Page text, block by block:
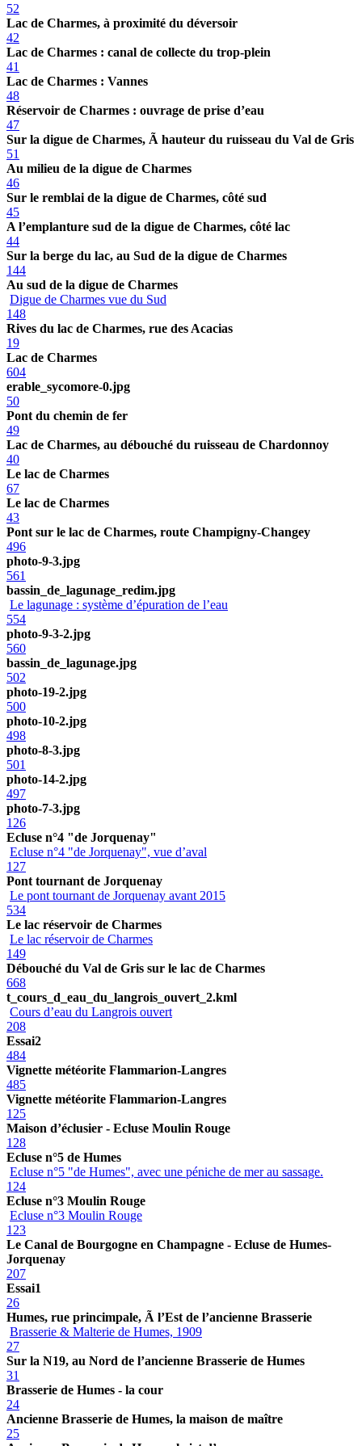
52
Lac de Charmes, à proximité du déversoir
42
Lac de Charmes : canal de collecte du trop-plein
41
Lac de Charmes : Vannes
48
Réservoir de Charmes : ouvrage de prise d’eau
47
Sur la digue de Charmes, Ã hauteur du ruisseau du Val de Gris
51
Au milieu de la digue de Charmes
46
Sur le remblai de la digue de Charmes, côté sud
45
A l’emplanture sud de la digue de Charmes, côté lac
44
Sur la berge du lac, au Sud de la digue de Charmes
144
Au sud de la digue de Charmes
Digue de Charmes vue du Sud
148
Rives du lac de Charmes, rue des Acacias
19
Lac de Charmes
604
erable_sycomore-0.jpg
50
Pont du chemin de fer
49
Lac de Charmes, au débouché du ruisseau de Chardonnoy
40
Le lac de Charmes
67
Le lac de Charmes
43
Pont sur le lac de Charmes, route Champigny-Changey
496
photo-9-3.jpg
561
bassin_de_lagunage_redim.jpg
Le lagunage : système d’épuration de l’eau
554
photo-9-3-2.jpg
560
bassin_de_lagunage.jpg
502
photo-19-2.jpg
500
photo-10-2.jpg
498
photo-8-3.jpg
501
photo-14-2.jpg
497
photo-7-3.jpg
126
Ecluse n°4 "de Jorquenay"
Ecluse n°4 "de Jorquenay", vue d’aval
127
Pont tournant de Jorquenay
Le pont tournant de Jorquenay avant 2015
534
Le lac réservoir de Charmes
Le lac réservoir de Charmes
149
Débouché du Val de Gris sur le lac de Charmes
668
t_cours_d_eau_du_langrois_ouvert_2.kml
Cours d’eau du Langrois ouvert
208
Essai2
484
Vignette météorite Flammarion-Langres
485
Vignette météorite Flammarion-Langres
125
Maison d’éclusier - Ecluse Moulin Rouge
128
Ecluse n°5 de Humes
Ecluse n°5 "de Humes", avec une péniche de mer au sassage.
124
Ecluse n°3 Moulin Rouge
Ecluse n°3 Moulin Rouge
123
Le Canal de Bourgogne en Champagne - Ecluse de Humes-
Jorquenay
207
Essai1
26
Humes, rue princimpale, Ã l’Est de l’ancienne Brasserie
Brasserie & Malterie de Humes, 1909
27
Sur la N19, au Nord de l’ancienne Brasserie de Humes
31
Brasserie de Humes - la cour
24
Ancienne Brasserie de Humes, la maison de maître
25